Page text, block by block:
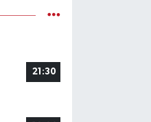
21:30